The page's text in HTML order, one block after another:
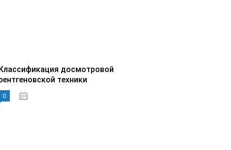
досмотровой
техники
0